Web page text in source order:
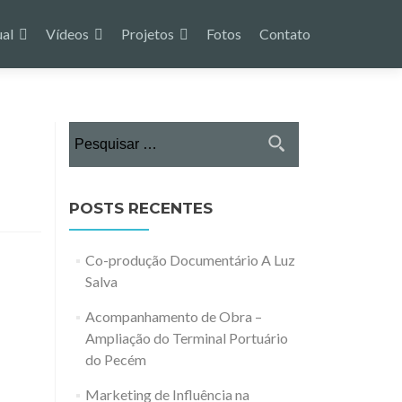
Vídeos Projetos Fotos Contato
por:
POSTS RECENTES
Co-produção Documentário A Luz
Salva
Acompanhamento de Obra –
Ampliação do Terminal Portuário
do Pecém
Marketing de Influência na